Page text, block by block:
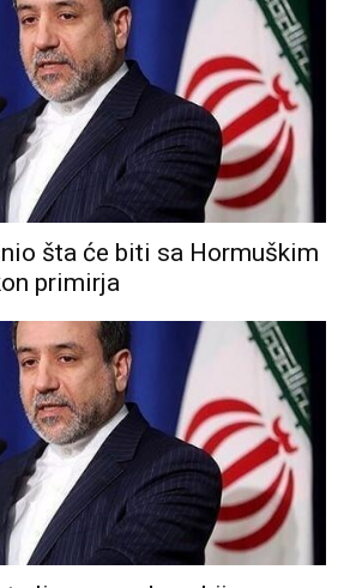
šta će biti sa Hormuškim
primirja